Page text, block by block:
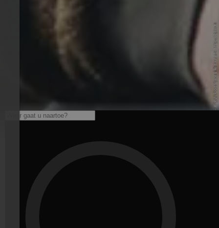
© Alex Moling - AlpiNN Food Space & Restaurant - https://alpinn.it